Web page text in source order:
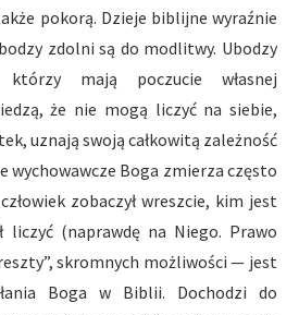
pokorą. Dzieje biblijne wyraźnie
zdolni są do modlitwy. Ubodzy
mają poczucie własnej
że nie mogą liczyć na siebie,
uznają swoją całkowitą zależność
wychowawcze Boga zmierza często
zobaczył wreszcie, kim jest
liczyć (naprawdę na Niego. Prawo
reszty”, skromnych możliwości — jest
Boga w Biblii. Dochodzi do